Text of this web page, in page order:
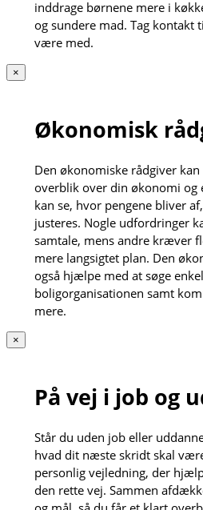
inddrage børnene mere i
og sundere mad. Tag kontakt
være med.
×
Økonomisk
Den økonomiske rådgiver
overblik over din økonomi og
kan se, hvor pengene bliver
justeres. Nogle udfordringer
samtale, mens andre kræver
mere langsigtet plan. Den
også hjælpe med at søge
boligorganisationen samt
mere.
×
På vej i job og
Står du uden job eller
hvad dit næste skridt skal
personlig vejledning, der
den rette vej. Sammen